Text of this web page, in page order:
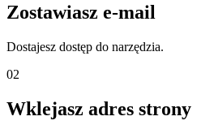
Zostawiasz e-mail
Dostajesz dostęp do narzędzia.
02
Wklejasz adres strony